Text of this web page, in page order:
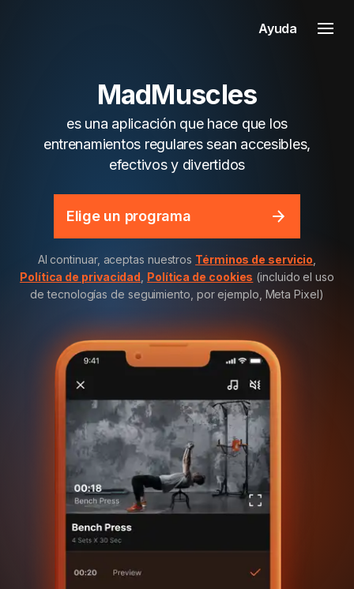
Ayuda
MadMuscles
es una aplicación que hace que los
entrenamientos regulares sean accesibles,
efectivos y divertidos
Elige un programa
Al continuar, aceptas nuestros Términos de servicio
Política de privacidad Política de cookies (incluido el uso
de tecnologías de seguimiento, por ejemplo, Meta Pixel)